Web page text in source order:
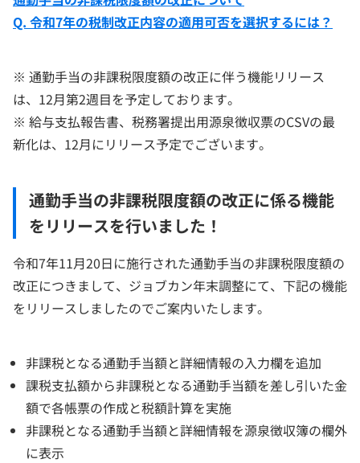
Q. 令和7年の税制改正内容の適用可否を選択するには？
※ 通勤手当の非課税限度額の改正に伴う機能リリース
は、12月第2週目を予定しております。
※ 給与支払報告書、税務署提出用源泉徴収票のCSVの最
新化は、12月にリリース予定でございます。
通勤手当の非課税限度額の改正に係る機能
をリリースを行いました！
令和7年11月20日に施行された通勤手当の非課税限度額の
改正につきまして、ジョブカン年末調整にて、下記の機能
をリリースしましたのでご案内いたします。
非課税となる通勤手当額と詳細情報の入力欄を追加
課税支払額から非課税となる通勤手当額を差し引いた金
額で各帳票の作成と税額計算を実施
非課税となる通勤手当額と詳細情報を源泉徴収簿の欄外
に表示